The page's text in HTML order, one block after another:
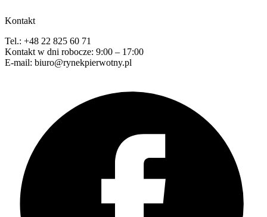
Kontakt
Tel.: +48 22 825 60 71
Kontakt w dni robocze: 9:00 – 17:00
E-mail: biuro@rynekpierwotny.pl